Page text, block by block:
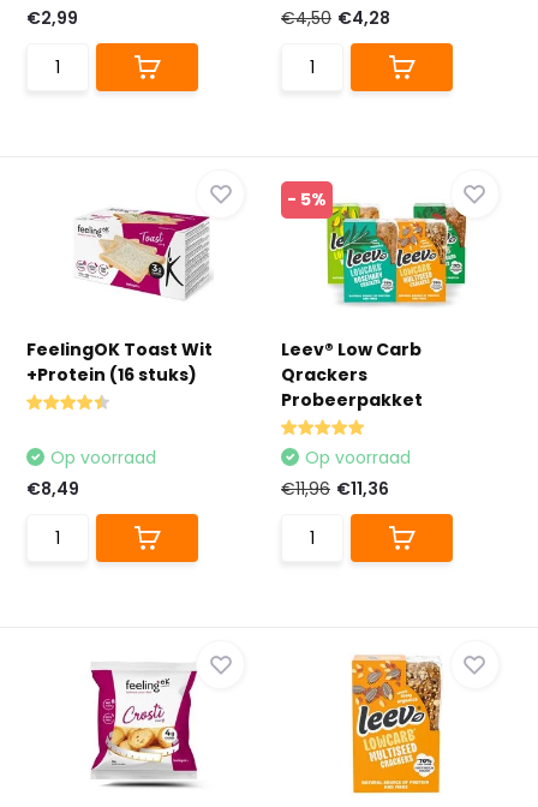
€2,99
€4,50 €4,28
FeelingOK Toast Wit
+Protein (16 stuks)
Op voorraad
€8,49
- 5%
Leev® Low Carb
Qrackers
Probeerpakket
Op voorraad
€11,96 €11,36